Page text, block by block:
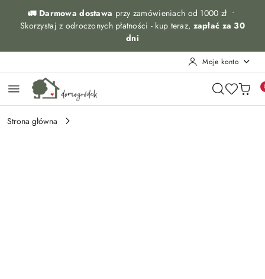
Przejdź do treści głównej
Przejdź do wyszukiwarki
Przejdź do moje konto
Przejdź do menu głównego
Przejdź do opisu produktu
Przejdź do stopki
🚛 Darmowa dostawa przy zamówieniach od 1000 zł •
Skorzystaj z odroczonych płatności - kup teraz, zapłać za 30
dni
Moje konto
Strona główna